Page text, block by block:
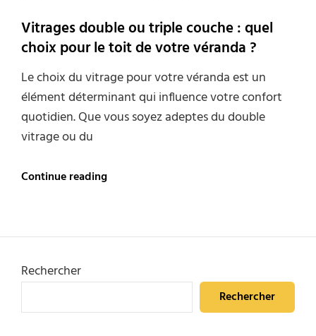
Vitrages double ou triple couche : quel
choix pour le toit de votre véranda ?
Le choix du vitrage pour votre véranda est un
élément déterminant qui influence votre confort
quotidien. Que vous soyez adeptes du double
vitrage ou du
Continue readingVitrages
couche
choix
Rechercher
Rechercher